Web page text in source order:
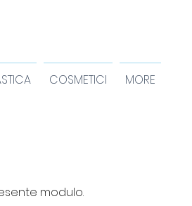
COSMETICI MORE
modulo.